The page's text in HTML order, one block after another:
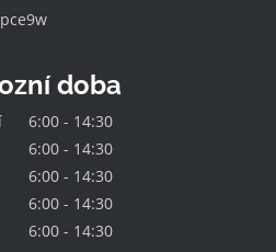
doba
6:00 - 14:30
6:00 - 14:30
6:00 - 14:30
6:00 - 14:30
6:00 - 14:30